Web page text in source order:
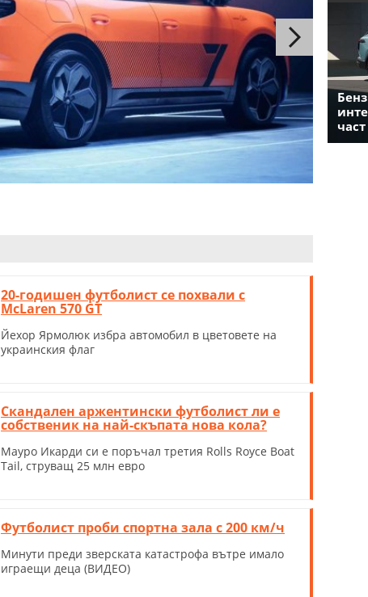
20-годишен футболист се похвали с
McLaren 570 GT
Йехор Ярмолюк избра автомобил в цветовете на
украинския флаг
Скандален аржентински футболист ли е
собственик на най-скъпата нова кола?
Мауро Икарди си е поръчал третия Rolls Royce Boat
Tail, струващ 25 млн евро
Футболист проби спортна зала с 200 км/ч
Минути преди зверската катастрофа вътре имало
играещи деца (ВИДЕО)
част